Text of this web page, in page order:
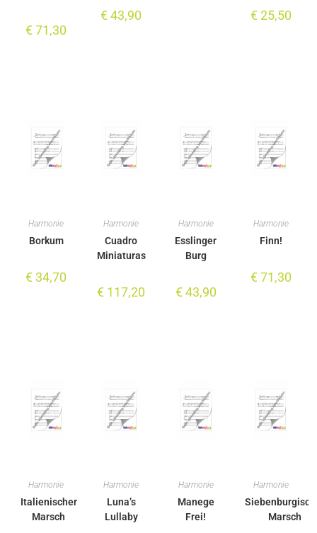
€71,30
€43,90 €25,50
Harmonie
Borkum
€34,70
Harmonie
Cuadro
Miniaturas
€ 117,20
Harmonie
Esslinger
Burg
€43,90
Harmonie
Finn!
€71,30
Harmonie
Italienischer
Marsch
Harmonie
Luna’s
Lullaby
Harmonie
Manege
Frei!
Harmonie
Marsch